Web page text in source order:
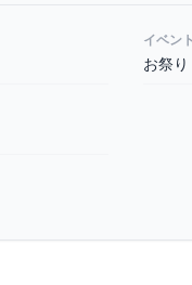
イベン
お祭り